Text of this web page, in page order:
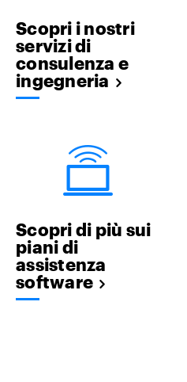
Scopri i nostri
servizi di
consulenza e
ingegneria
Scopri di più sui
piani di
assistenza
software